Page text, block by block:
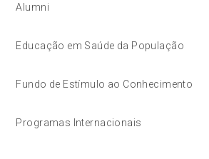
Alumni
Educação em Saúde da População
Fundo de Estímulo ao Conhecimento
Programas Internacionais